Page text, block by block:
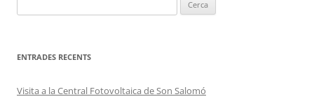
ENTRADES RECENTS
Visita a la Central Fotovoltaica de Son Salomó